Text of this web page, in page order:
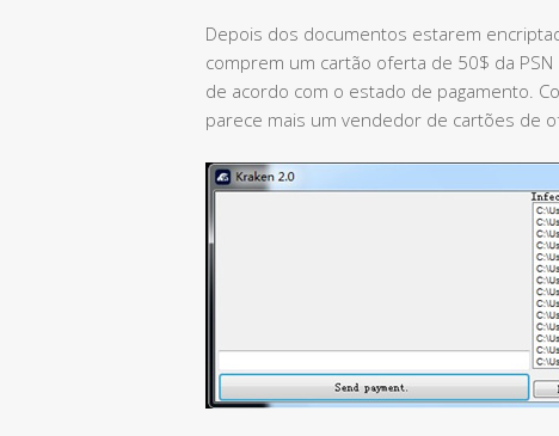
Depois dos documentos estarem
comprem um cartão oferta de 50$ da
de acordo com o estado de pagamento.
parece mais um vendedor de cartões de